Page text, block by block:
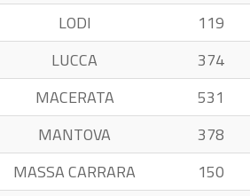
LODI
119
LUCCA
374
MACERATA
531
MANTOVA
378
MASSA CARRARA
150